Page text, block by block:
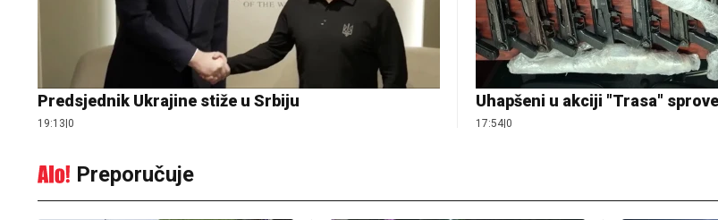
Predsjednik Ukrajine stiže u Srbiju
19:13 0
Uhapšeni u akciji "Trasa"
17:54 0
Preporučuje